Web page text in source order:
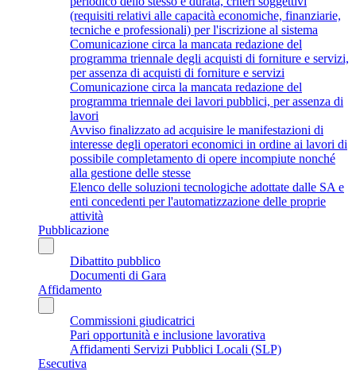
(requisiti relativi alle capacità economiche, finanziarie,
tecniche e professionali) per l'iscrizione al sistema
Comunicazione circa la mancata redazione del
programma triennale degli acquisti di forniture e servizi,
per assenza di acquisti di forniture e servizi
Comunicazione circa la mancata redazione del
programma triennale dei lavori pubblici, per assenza di
lavori
Avviso finalizzato ad acquisire le manifestazioni di
interesse degli operatori economici in ordine ai lavori di
possibile completamento di opere incompiute nonché
alla gestione delle stesse
Elenco delle soluzioni tecnologiche adottate dalle SA e
enti concedenti per l'automatizzazione delle proprie
attività
Pubblicazione
Dibattito pubblico
Documenti di Gara
Affidamento
Commissioni giudicatrici
Pari opportunità e inclusione lavorativa
Affidamenti Servizi Pubblici Locali (SLP)
Esecutiva